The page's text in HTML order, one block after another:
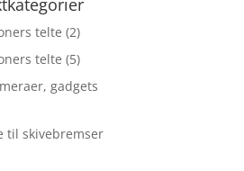
telte (2)
telte (5)
gadgets
til skivebremser